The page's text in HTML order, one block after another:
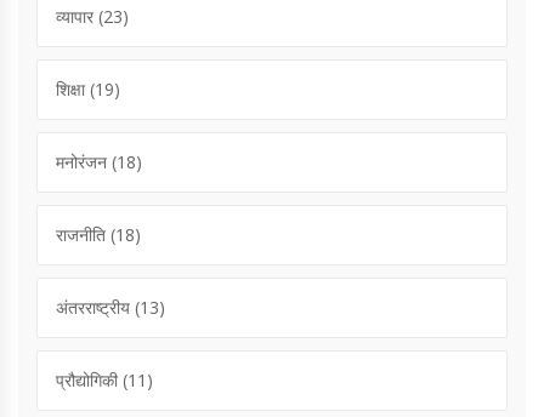
व्यापार (23)
शिक्षा(19)
मनोरंजन (18)
राजनीति (18)
अंतरराष्ट्रीय (13)
प्रौद्योगिकी(11)